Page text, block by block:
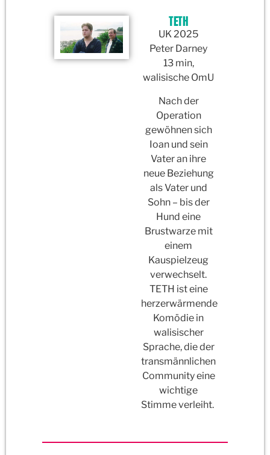
TETH
UK 2025
Peter Darney
13 min,
walisische OmU
Nach der
Operation
gewöhnen sich
Ioan und sein
Vater an ihre
neue Beziehung
als Vater und
Sohn – bis der
Hund eine
Brustwarze mit
einem
Kauspielzeug
verwechselt.
TETH ist eine
herzerwärmende
Komödie in
walisischer
Sprache, die der
transmännlichen
Community eine
wichtige
Stimme verleiht.